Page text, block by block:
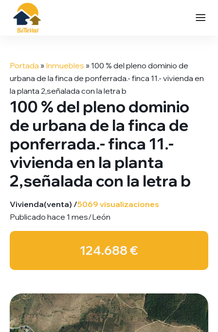
contenido
Portada » Inmuebles »100 % del pleno dominio de
urbana de la finca de ponferrada.- finca 11.- vivienda en
la planta 2,señalada con la letra b
100 % del pleno dominio
de urbana de la finca de
ponferrada.- finca 11.-
vivienda en la planta
2,señalada con la letra b
Vivienda(venta) /5069 visualizaciones
Publicado hace 1 mes/León
124.688 €